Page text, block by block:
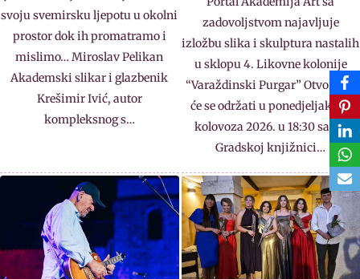
svoju svemirsku ljepotu u okolni
prostor dok ih promatramo i
mislimo… Miroslav Pelikan
Akademski slikar i glazbenik
Krešimir Ivić, autor
kompleksnog s…
zadovoljstvom najavljuje
izložbu slika i skulptura nastalih
u sklopu 4. Likovne kolonije
“Varaždinski Purgar” Otvorenje
će se održati u ponedjeljak, 10.
kolovoza 2026. u 18:30 sati u
Gradskoj knjižnici…